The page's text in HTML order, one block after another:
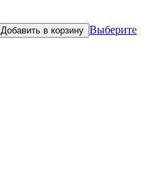
Добавить в корзину Выберите